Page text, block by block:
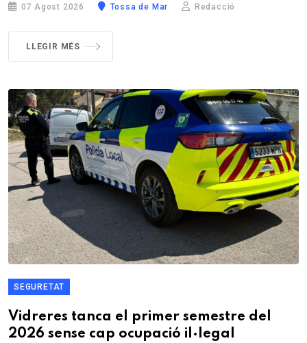
07 Agost 2026 Tossa de Mar Redacció
LLEGIR MÉS
SEGURETAT
Vidreres tanca el primer semestre del
2026 sense cap ocupació il·legal